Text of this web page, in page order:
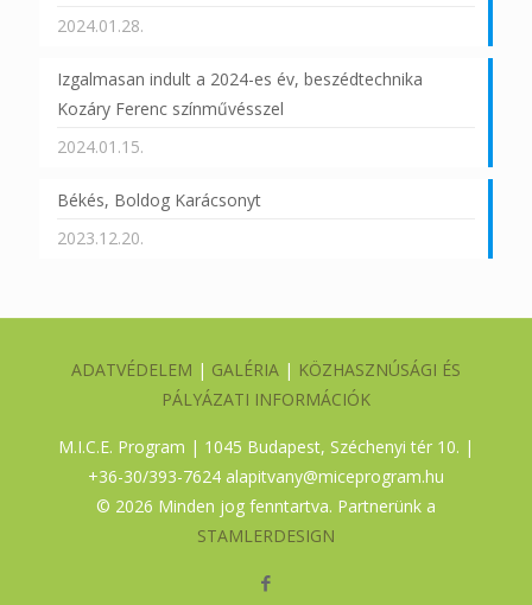
2024.01.28.
Izgalmasan indult a 2024-es év, beszédtechnika
Kozáry Ferenc színművésszel
2024.01.15.
Békés, Boldog Karácsonyt
2023.12.20.
ADATVÉDELEM | GALÉRIA | KÖZHASZNÚSÁGI ÉS
PÁLYÁZATI INFORMÁCIÓK
M.I.C.E. Program | 1045 Budapest, Széchenyi tér 10. |
+36-30/393-7624 alapitvany@miceprogram.hu
© 2026 Minden jog fenntartva. Partnerünk a
STAMLERDESIGN